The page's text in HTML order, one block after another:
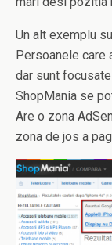
Un alt exemplu
Persoanele care
dar sunt
ShopMania se
Are o zona
zona de jos a